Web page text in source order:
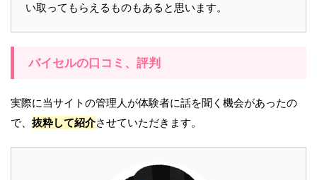
い取ってもらえるものもあると思います。
バイセルの口コミ、評判
実際に当サイトの管理人が体験者に話を聞く機会があったの
で、 抜粋して紹介させていただきます。